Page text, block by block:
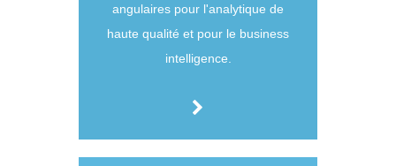
angulaires pour l'analytique de
haute qualité et pour le business
intelligence.